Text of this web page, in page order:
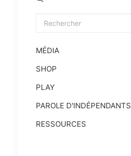
MÉDIA
SHOP
PLAY
PAROLE D'INDÉPENDANTS
RESSOURCES